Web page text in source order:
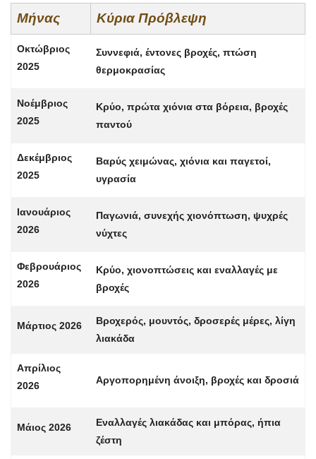
Μήνας Κύρια Πρόβλεψη
Οκτώβριος
2025
Συννεφιά, έντονες βροχές, πτώση
θερμοκρασίας
Νοέμβριος
2025
Κρύο, πρώτα χιόνια στα βόρεια, βροχές
παντού
Δεκέμβριος
2025
Βαρύς χειμώνας, χιόνια και παγετοί,
υγρασία
Ιανουάριος
2026
Παγωνιά, συνεχής χιονόπτωση, ψυχρές
νύχτες
Φεβρουάριος
2026
Κρύο, χιονοπτώσεις και εναλλαγές με
βροχές
Μάρτιος 2026
Βροχερός, μουντός, δροσερές μέρες, λίγη
λιακάδα
Απρίλιος
2026
Αργοπορημένη άνοιξη, βροχές και δροσιά
Μάιος 2026
Εναλλαγές λιακάδας και μπόρας, ήπια
ζέστη